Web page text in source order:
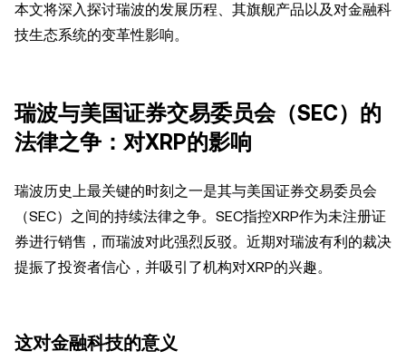
本文将深入探讨瑞波的发展历程、其旗舰产品以及对金融科
技生态系统的变革性影响。
瑞波与美国证券交易委员会（SEC）的
法律之争：对XRP的影响
瑞波历史上最关键的时刻之一是其与美国证券交易委员会
（SEC）之间的持续法律之争。SEC指控XRP作为未注册证
券进行销售，而瑞波对此强烈反驳。近期对瑞波有利的裁决
提振了投资者信心，并吸引了机构对XRP的兴趣。
这对金融科技的意义